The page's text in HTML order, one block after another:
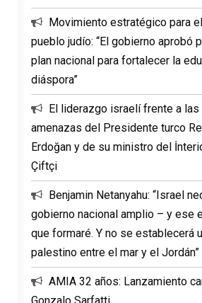
Movimiento estratégico para
pueblo judío: “El gobierno aprobó
plan nacional para fortalecer la
diáspora”
El liderazgo israelí frente a
amenazas del Presidente turco
Erdoğan y de su ministro del
Çiftçi
Benjamin Netanyahu: “Israel
gobierno nacional amplio – y ese
que formaré. Y no se establecerá
palestino entre el mar y el Jordán”
AMIA 32 años: Lanzamiento